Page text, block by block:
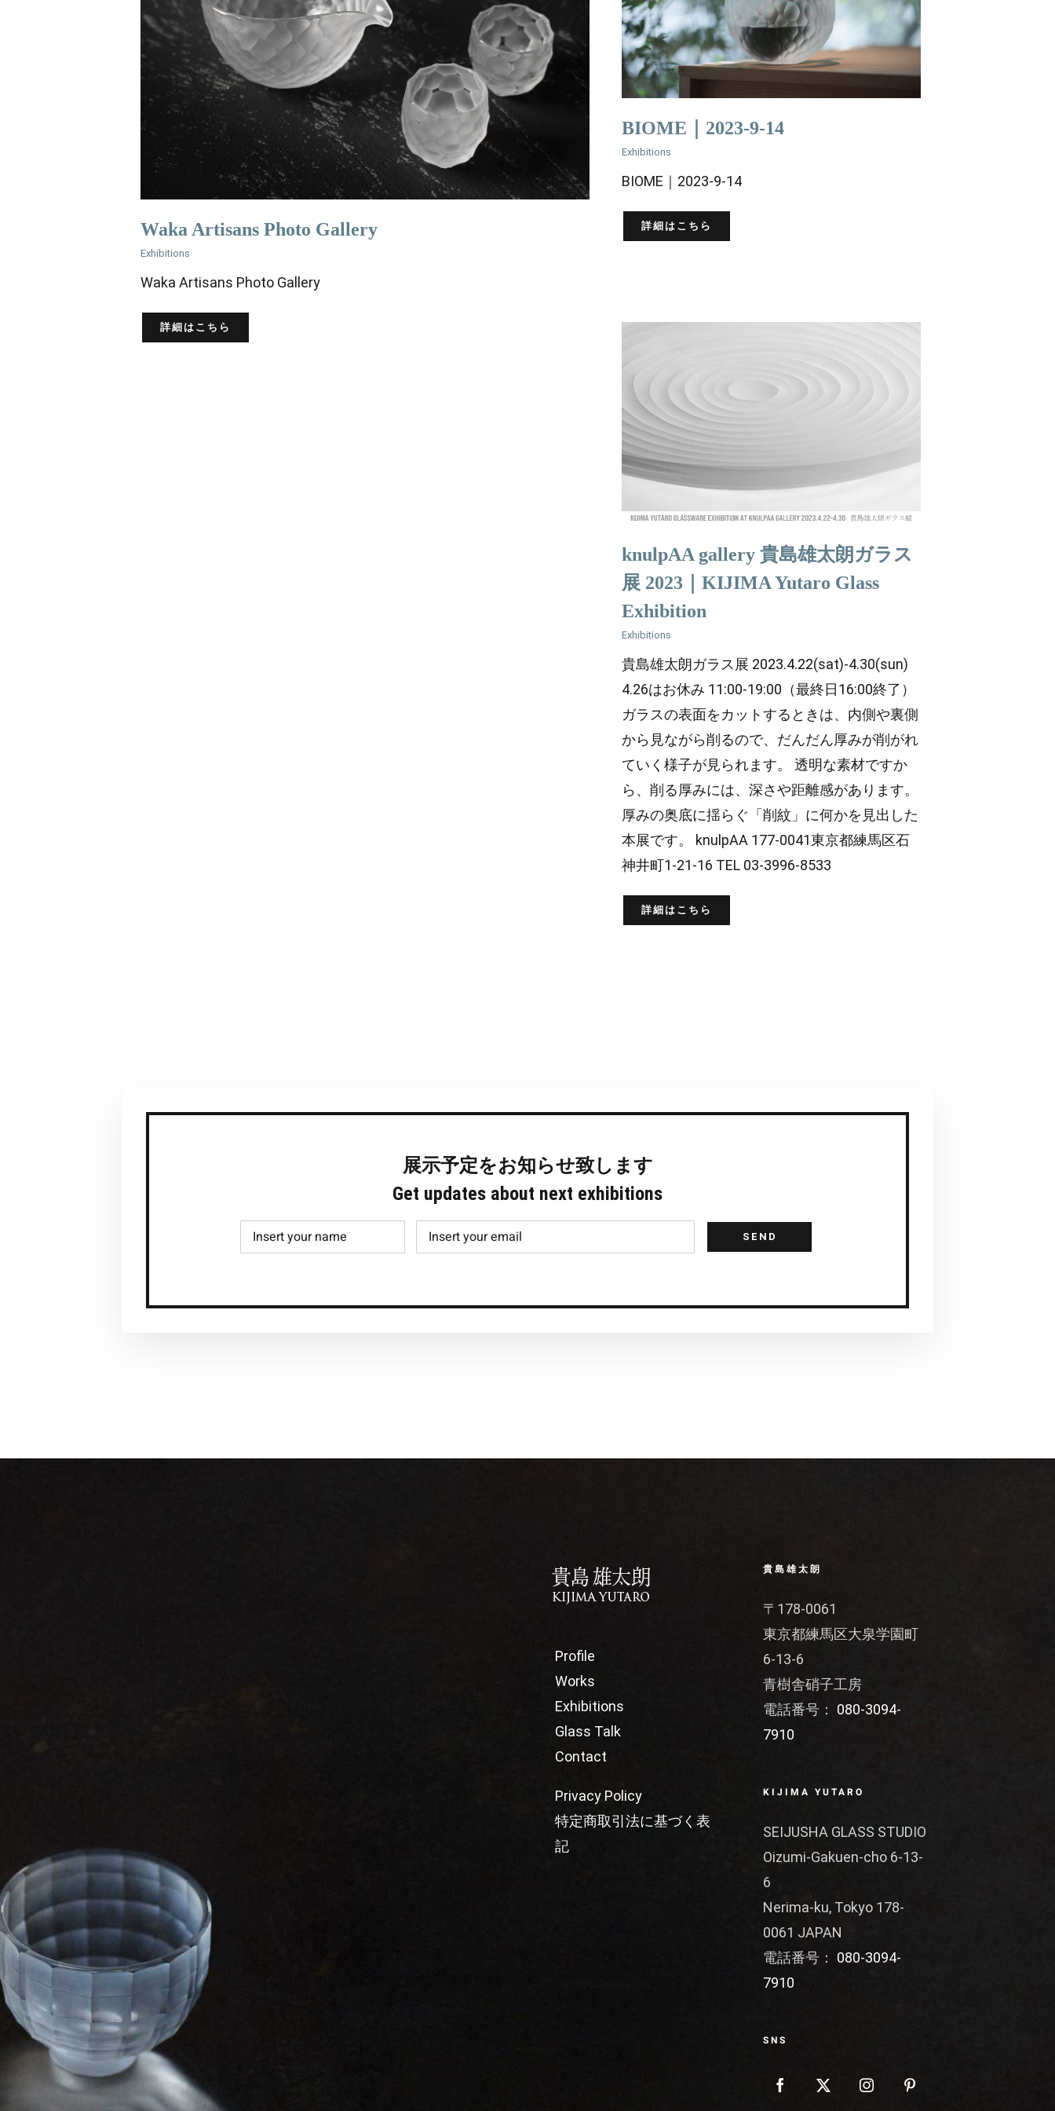
Waka Artisans Photo Gallery
Exhibitions
Waka Artisans Photo Gallery
詳細はこちら
BIOME｜2023-9-14
Exhibitions
BIOME｜2023-9-14
詳細はこちら
knulpAA gallery 貴島雄太朗ガラス
展 2023｜KIJIMA Yutaro Glass
Exhibition
Exhibitions
貴島雄太朗ガラス展 2023.4.22(sat)-4.30(sun)
4.26はお休み 11:00-19:00（最終日16:00終了）
ガラスの表面をカットするときは、内側や裏側
から見ながら削るので、だんだん厚みが削がれ
ていく様子が見られます。 透明な素材ですか
ら、削る厚みには、深さや距離感があります。
厚みの奥底に揺らぐ「削紋」に何かを見出した
本展です。 knulpAA 177-0041東京都練馬区石
神井町1-21-16 TEL 03-3996-8533
詳細はこちら
展示予定をお知らせ致します
Get updates about next exhibitions
Profile
Works
Exhibitions
Glass Talk
Contact
Privacy Policy
特定商取引法に基づく表
記
貴島雄太朗
〒178-0061
東京都練馬区大泉学園町
6-13-6
青樹舎硝子工房
電話番号： 080-3094-
7910
KIJIMA YUTARO
SEIJUSHA GLASS STUDIO
Oizumi-Gakuen-cho 6-13-
6
Nerima-ku, Tokyo 178-
0061 JAPAN
電話番号： 080-3094-
7910
SNS